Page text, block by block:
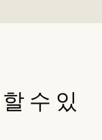
수 있